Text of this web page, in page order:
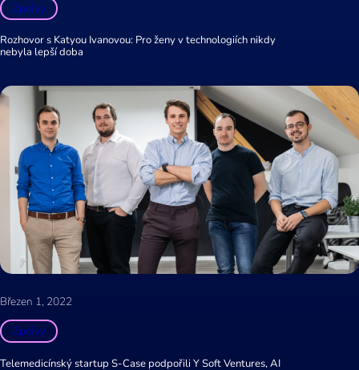
Zprávy
Rozhovor s Katyou Ivanovou: Pro ženy v technologiích nikdy
nebyla lepší doba
Březen 1, 2022
Zprávy
Telemedicínský startup S-Case podpořili Y Soft Ventures, AI